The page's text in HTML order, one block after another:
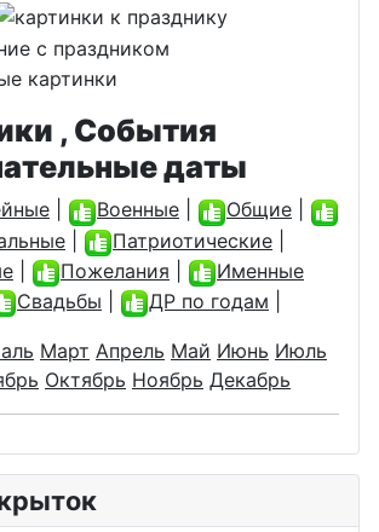
, События
даты
Военные Общие
Патриотические
Пожелания
Именные
Свадьбы ДР по годам
Март Апрель Май Июнь Июль
Октябрь Ноябрь Декабрь